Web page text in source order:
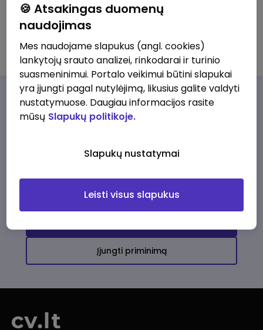
Noker, UAB
Darbo pasiūlymaiApie musPrivalumai
darbo pasiūlymų
Įjungti priminimą
🍪 Atsakingas duomenų
naudojimas
Mes naudojame slapukus (angl. cookies)
lankytojų srauto analizei, rinkodarai ir turinio
suasmeninimui. Portalo veikimui būtini slapukai
yra įjungti pagal nutylėjimą, likusius galite valdyti
nustatymuose. Daugiau informacijos rasite
mūsų Slapukų politikoje.
Slapukų nustatymai
Leisti visus slapukus